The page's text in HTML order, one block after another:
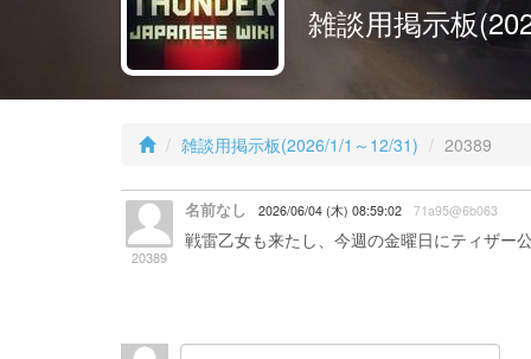
雑談用掲示板
雑談用掲示板(2026/1/1～12/31) 20389
20389
名前なし 2026/06/04 (木) 08:59:02 71a95@6b063
戦雷乙女も来たし、今週の金曜日にティザー